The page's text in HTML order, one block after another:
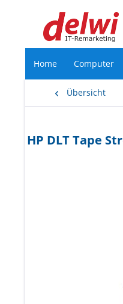
Home Computer
Übersicht
HP DLT Tape